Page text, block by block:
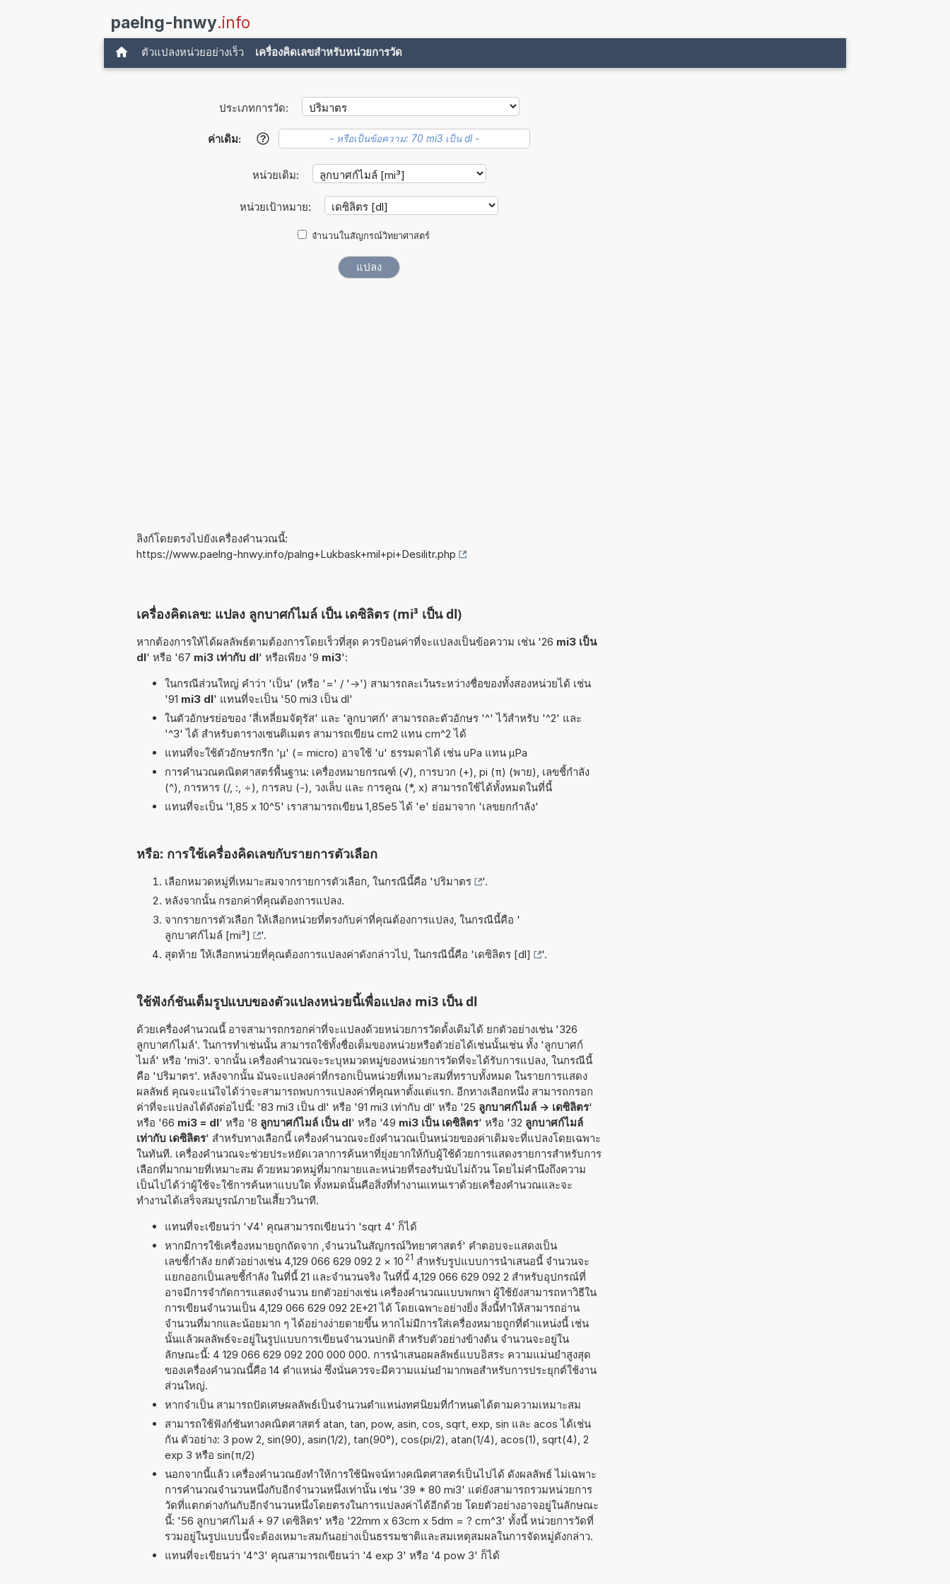
paelng-hnwy.info
ตัวแปลงหน่วยอย่างเร็ว เครื่องคิดเลขสำหรับหน่วยการวัด
ประเภทการวัด:
ค่าเดิม: ?
หน่วยเดิม:
หน่วยเป้าหมาย:
จำนวนในสัญกรณ์วิทยาศาสตร์
ลิงก์โดยตรงไปยังเครื่องคำนวณนี้:
https://www.paelng-hnwy.info/palng+Lukbask+mil+pi+Desilitr.php
เครื่องคิดเลข: แปลง ลูกบาศก์ไมล์ เป็น เดซิลิตร (mi³ เป็น dl)
หากต้องการให้ได้ผลลัพธ์ตามต้องการโดยเร็วที่สุด ควรป้อนค่าที่จะแปลงเป็นข้อความ เช่น '26 mi3 เป็น
dl' หรือ '67 mi3 เท่ากับ dl' หรือเพียง '9 mi3':
ในกรณีส่วนใหญ่ คำว่า 'เป็น' (หรือ '=' / '->') สามารถละเว้นระหว่างชื่อของทั้งสองหน่วยได้ เช่น
'91 mi3 dl' แทนที่จะเป็น '50 mi3 เป็น dl'
ในตัวอักษรย่อของ 'สี่เหลี่ยมจัตุรัส' และ 'ลูกบาศก์' สามารถละตัวอักษร '^' ไว้สำหรับ '^2' และ
'^3' ได้ สำหรับตารางเซนติเมตร สามารถเขียน cm2 แทน cm^2 ได้
แทนที่จะใช้ตัวอักษรกรีก 'µ' (= micro) อาจใช้ 'u' ธรรมดาได้ เช่น uPa แทน µPa
การคำนวณคณิตศาสตร์พื้นฐาน: เครื่องหมายกรณฑ์ (√), การบวก (+), pi (π) (พาย), เลขชี้กำลัง
(^), การหาร (/, :, ÷), การลบ (-), วงเล็บ และ การคูณ (*, x) สามารถใช้ได้ทั้งหมดในที่นี้
แทนที่จะเป็น '1,85 x 10^5' เราสามารถเขียน 1,85e5 ได้ 'e' ย่อมาจาก 'เลขยกกำลัง'
หรือ: การใช้เครื่องคิดเลขกับรายการตัวเลือก
เลือกหมวดหมู่ที่เหมาะสมจากรายการตัวเลือก, ในกรณีนี้คือ 'ปริมาตร
'.
หลังจากนั้น กรอกค่าที่คุณต้องการแปลง.
จากรายการตัวเลือก ให้เลือกหน่วยที่ตรงกับค่าที่คุณต้องการแปลง, ในกรณีนี้คือ '
ลูกบาศก์ไมล์ [mi³]
'.
สุดท้าย ให้เลือกหน่วยที่คุณต้องการแปลงค่าดังกล่าวไป, ในกรณีนี้คือ 'เดซิลิตร [dl] '.
ใช้ฟังก์ชันเต็มรูปแบบของตัวแปลงหน่วยนี้เพื่อแปลง mi3 เป็น dl
ด้วยเครื่องคำนวณนี้ อาจสามารถกรอกค่าที่จะแปลงด้วยหน่วยการวัดดั้งเดิมได้ ยกตัวอย่างเช่น '326
ลูกบาศก์ไมล์'. ในการทำเช่นนั้น สามารถใช้ทั้งชื่อเต็มของหน่วยหรือตัวย่อได้เช่นนั้นเช่น ทั้ง 'ลูกบาศก์
ไมล์' หรือ 'mi3'. จากนั้น เครื่องคำนวณจะระบุหมวดหมู่ของหน่วยการวัดที่จะได้รับการแปลง, ในกรณีนี้
คือ 'ปริมาตร'. หลังจากนั้น มันจะแปลงค่าที่กรอกเป็นหน่วยที่เหมาะสมที่ทราบทั้งหมด ในรายการแสดง
ผลลัพธ์ คุณจะแน่ใจได้ว่าจะสามารถพบการแปลงค่าที่คุณหาตั้งแต่แรก. อีกทางเลือกหนึ่ง สามารถกรอก
ค่าที่จะแปลงได้ดังต่อไปนี้: '83 mi3 เป็น dl' หรือ '91 mi3 เท่ากับ dl' หรือ '25 ลูกบาศก์ไมล์ -> เดซิลิตร'
หรือ '66 mi3 = dl' หรือ '8 ลูกบาศก์ไมล์ เป็น dl' หรือ '49 mi3 เป็น เดซิลิตร' หรือ '32 ลูกบาศก์ไมล์
เท่ากับ เดซิลิตร' สำหรับทางเลือกนี้ เครื่องคำนวณจะยังคำนวณเป็นหน่วยของค่าเดิมจะที่แปลงโดยเฉพาะ
ในทันที. เครื่องคำนวณจะช่วยประหยัดเวลาการค้นหาที่ยุ่งยากให้กับผู้ใช้ด้วยการแสดงรายการสำหรับการ
เลือกที่มากมายที่เหมาะสม ด้วยหมวดหมู่ที่มากมายและหน่วยที่รองรับนับไม่ถ้วน โดยไม่คำนึงถึงความ
เป็นไปได้ว่าผู้ใช้จะใช้การค้นหาแบบใด ทั้งหมดนั้นคือสิ่งที่ทำงานแทนเราด้วยเครื่องคำนวณและจะ
ทำงานได้เสร็จสมบูรณ์ภายในเสี้ยววินาที.
แทนที่จะเขียนว่า '√4' คุณสามารถเขียนว่า 'sqrt 4' ก็ได้
หากมีการใช้เครื่องหมายถูกถัดจาก ,จำนวนในสัญกรณ์วิทยาศาสตร์' คำตอบจะแสดงเป็น
เลขชี้กำลัง ยกตัวอย่างเช่น 4,129 066 629 092 2 × 10 21 สำหรับรูปแบบการนำเสนอนี้ จำนวนจะ
แยกออกเป็นเลขชี้กำลัง ในที่นี้ 21 และจำนวนจริง ในที่นี้ 4,129 066 629 092 2 สำหรับอุปกรณ์ที่
อาจมีการจำกัดการแสดงจำนวน ยกตัวอย่างเช่น เครื่องคำนวณแบบพกพา ผู้ใช้ยังสามารถหาวิธีใน
การเขียนจำนวนเป็น 4,129 066 629 092 2E+21 ได้ โดยเฉพาะอย่างยิ่ง สิ่งนี้ทำให้สามารถอ่าน
จำนวนที่มากและน้อยมาก ๆ ได้อย่างง่ายดายขึ้น หากไม่มีการใส่เครื่องหมายถูกที่ตำแหน่งนี้ เช่น
นั้นแล้วผลลัพธ์จะอยู่ในรูปแบบการเขียนจำนวนปกติ สำหรับตัวอย่างข้างต้น จำนวนจะอยู่ใน
ลักษณะนี้: 4 129 066 629 092 200 000 000. การนำเสนอผลลัพธ์แบบอิสระ ความแม่นยำสูงสุด
ของเครื่องคำนวณนี้คือ 14 ตำแหน่ง ซึ่งนั่นควรจะมีความแม่นยำมากพอสำหรับการประยุกต์ใช้งาน
ส่วนใหญ่.
หากจำเป็น สามารถปัดเศษผลลัพธ์เป็นจำนวนตำแหน่งทศนิยมที่กำหนดได้ตามความเหมาะสม
สามารถใช้ฟังก์ชันทางคณิตศาสตร์ atan, tan, pow, asin, cos, sqrt, exp, sin และ acos ได้เช่น
กัน ตัวอย่าง: 3 pow 2, sin(90), asin(1/2), tan(90°), cos(pi/2), atan(1/4), acos(1), sqrt(4), 2
exp 3 หรือ sin(π/2)
นอกจากนี้แล้ว เครื่องคำนวณยังทำให้การใช้นิพจน์ทางคณิตศาสตร์เป็นไปได้ ดังผลลัพธ์ ไม่เฉพาะ
การคำนวณจำนวนหนึ่งกับอีกจำนวนหนึ่งเท่านั้น เช่น '39 * 80 mi3' แต่ยังสามารถรวมหน่วยการ
วัดที่แตกต่างกันกับอีกจำนวนหนึ่งโดยตรงในการแปลงค่าได้อีกด้วย โดยตัวอย่างอาจอยู่ในลักษณะ
นี้: '56 ลูกบาศก์ไมล์ + 97 เดซิลิตร' หรือ '22mm x 63cm x 5dm = ? cm^3' ทั้งนี้ หน่วยการวัดที่
รวมอยู่ในรูปแบบนี้จะต้องเหมาะสมกันอย่างเป็นธรรมชาติและสมเหตุสมผลในการจัดหมู่ดังกล่าว.
แทนที่จะเขียนว่า '4^3' คุณสามารถเขียนว่า '4 exp 3' หรือ '4 pow 3' ก็ได้